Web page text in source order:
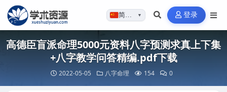
简体…▼ 登录
高德臣盲派命理5000元资料八字预测求真上下集
+八字教学问答精编.pdf下载
2022-05-05 八字命理 154 0